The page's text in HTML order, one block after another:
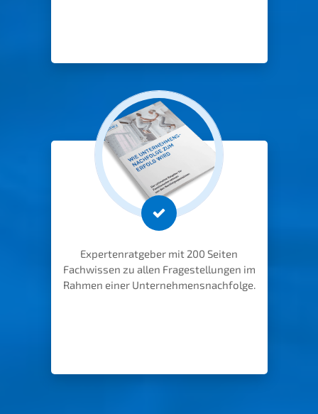
Exper­ten­rat­ge­ber mit 200 Seiten
Fachwis­sen zu allen Frage­stel­lun­gen im
Rahmen einer Unternehmensnachfolge.